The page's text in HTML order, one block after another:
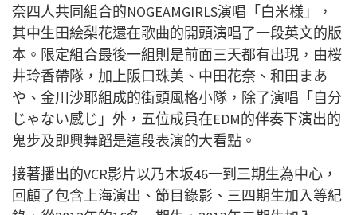
奈四人共同組合的NOGEAMGIRLS演唱「白米様」，
其中生田絵梨花還在歌曲的開頭演唱了一段英文的版
本。限定組合最後一組則是前面三天都有出現，由桜
井玲香帶隊，加上阪口珠美、中田花奈、和田まあ
や、金川沙耶組成的街頭風格小隊，除了演唱「自分
じゃない感じ」外，五位成員在EDM的伴奏下演出的
鬼步及即興舞蹈是這段表演的大看點。
接著播出的VCR影片以乃木坂46一到三期生為中心，
回顧了包含上海演出、節目錄影、三四期生加入等紀